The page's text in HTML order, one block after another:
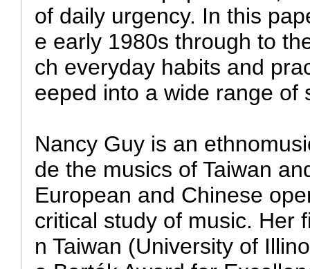
of daily urgency. In this
e early 1980s through to
ch everyday habits and
eeped into a wide range of
Nancy Guy is an
de the musics of Taiwan
European and Chinese
critical study of music. Her
n Taiwan (University of